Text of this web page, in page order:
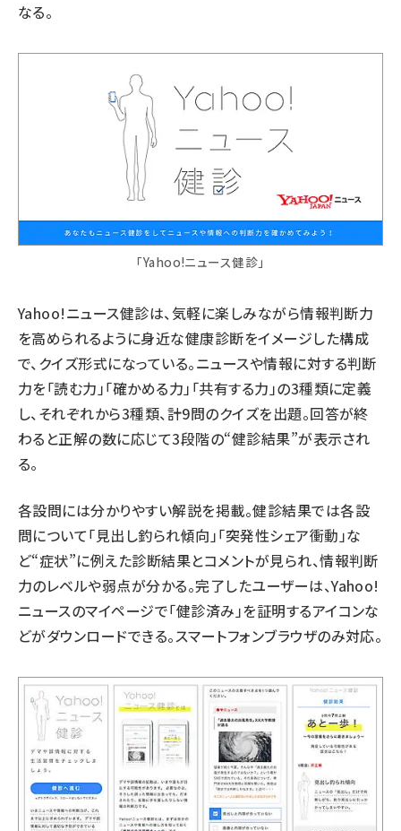
なる。
「Yahoo!ニュース健診」
Yahoo!ニュース健診は、気軽に楽しみながら情報判断力
を高められるように身近な健康診断をイメージした構成
で、クイズ形式になっている。ニュースや情報に対する判断
力を「読む力」「確かめる力」「共有する力」の3種類に定義
し、それぞれから3種類、計9問のクイズを出題。回答が終
わると正解の数に応じて3段階の“健診結果”が表示され
る。
各設問には分かりやすい解説を掲載。健診結果では各設
問について「見出し釣られ傾向」「突発性シェア衝動」な
ど“症状”に例えた診断結果とコメントが見られ、情報判断
力のレベルや弱点が分かる。完了したユーザーは、Yahoo!
ニュースのマイページで「健診済み」を証明するアイコンな
どがダウンロードできる。スマートフォンブラウザのみ対応。